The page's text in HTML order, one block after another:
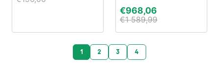
€968,06
€1 589,99
1 2 3 4